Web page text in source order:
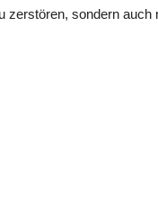
zerstören, sondern auch